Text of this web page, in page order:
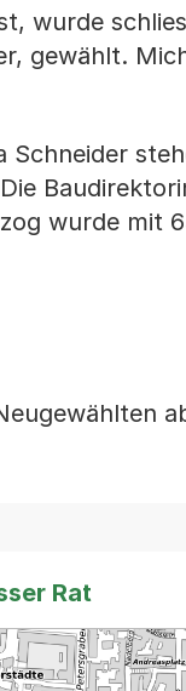
wurde
gewählt.
wurde mit
Rat